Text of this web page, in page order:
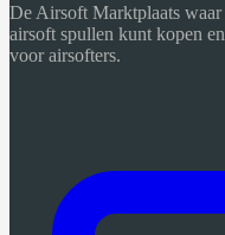
De Airsoft Marktplaats
airsoft spullen kunt kopen
voor airsofters.